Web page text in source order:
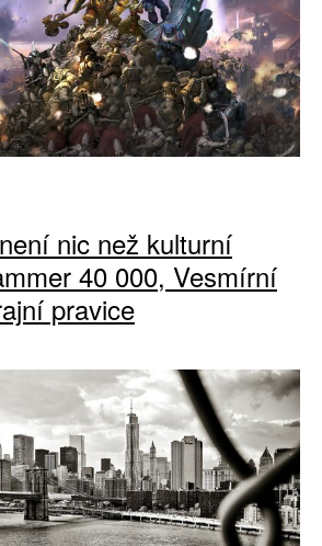
nic než kulturní
40 000, Vesmírní
pravice